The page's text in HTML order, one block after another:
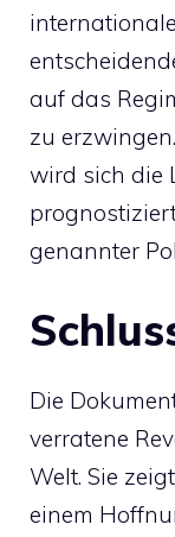
auf das
zu
wird sich die
genannter
Die
verratene
Welt. Sie
einem